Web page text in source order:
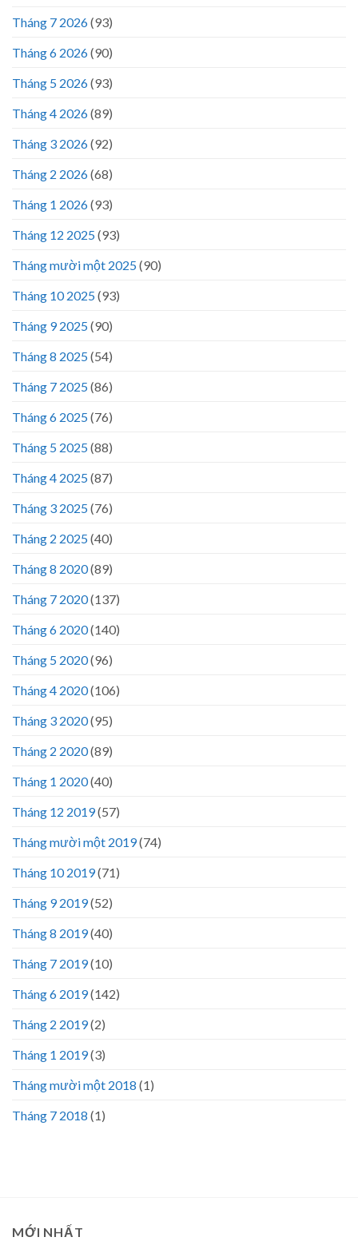
Tháng 7 2026(93)
Tháng 6 2026(90)
Tháng 5 2026(93)
Tháng 4 2026(89)
Tháng 3 2026(92)
Tháng 2 2026(68)
Tháng 1 2026(93)
Tháng 12 2025(93)
Tháng mười một 2025(90)
Tháng 10 2025(93)
Tháng 9 2025(90)
Tháng 8 2025(54)
Tháng 7 2025(86)
Tháng 6 2025(76)
Tháng 5 2025(88)
Tháng 4 2025(87)
Tháng 3 2025(76)
Tháng 2 2025(40)
Tháng 8 2020(89)
Tháng 7 2020(137)
Tháng 6 2020(140)
Tháng 5 2020(96)
Tháng 4 2020(106)
Tháng 3 2020(95)
Tháng 2 2020(89)
Tháng 1 2020(40)
Tháng 12 2019(57)
Tháng mười một 2019(74)
Tháng 10 2019(71)
Tháng 9 2019(52)
Tháng 8 2019(40)
Tháng 7 2019(10)
Tháng 6 2019(142)
Tháng 2 2019(2)
Tháng 1 2019(3)
Tháng mười một 2018 (1)
Tháng 7 2018 (1)
MỚI NHẤT